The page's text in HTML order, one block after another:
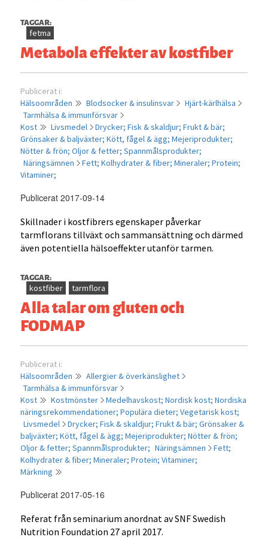
TAGGAR:
fetma
Metabola effekter av kostfiber
Publicerat i:
Hälsoområden
Blodsocker & insulinsvar
Hjärt-kärlhälsa
Tarmhälsa & immunförsvar
Kost
Livsmedel Drycker;Fisk & skaldjur;Frukt & bär;
Grönsaker & baljväxter;Kött, fågel & ägg;Mejeriprodukter;
Nötter & frön;Oljor & fetter;Spannmålsprodukter;
Näringsämnen
Fett;Kolhydrater & fiber;Mineraler;Protein;
Vitaminer;
Publicerat 2017-09-14
Skillnader i kostfibrers egenskaper påverkar
tarmflorans tillväxt och sammansättning och därmed
även potentiella hälsoeffekter utanför tarmen.
TAGGAR:
kostfiber tarmflora
Alla talar om gluten och
FODMAP
Publicerat i:
Hälsoområden
Allergier & överkänslighet
Tarmhälsa & immunförsvar
Kost
Kostmönster Medelhavskost;Nordisk kost;Nordiska
näringsrekommendationer;Populära dieter;Vegetarisk kost;
Livsmedel
Drycker;Fisk & skaldjur;Frukt & bär;Grönsaker &
baljväxter;Kött, fågel & ägg;Mejeriprodukter;Nötter & frön;
Oljor & fetter;Spannmålsprodukter; Näringsämnen
Fett;
Kolhydrater & fiber;Mineraler;Protein;Vitaminer;
Märkning
Publicerat 2017-05-16
Referat från seminarium anordnat av SNF Swedish
Nutrition Foundation 27 april 2017.